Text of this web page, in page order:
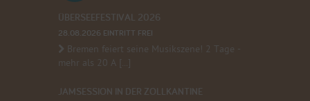
ÜBERSEEFESTIVAL 2026
28.08.2026 EINTRITT FREI
Bremen feiert seine Musikszene! 2 Tage -
mehr als 20 A [...]
JAMSESSION IN DER ZOLLKANTINE